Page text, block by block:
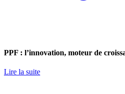
PPF : l’innovation, moteur de
Lire la suite